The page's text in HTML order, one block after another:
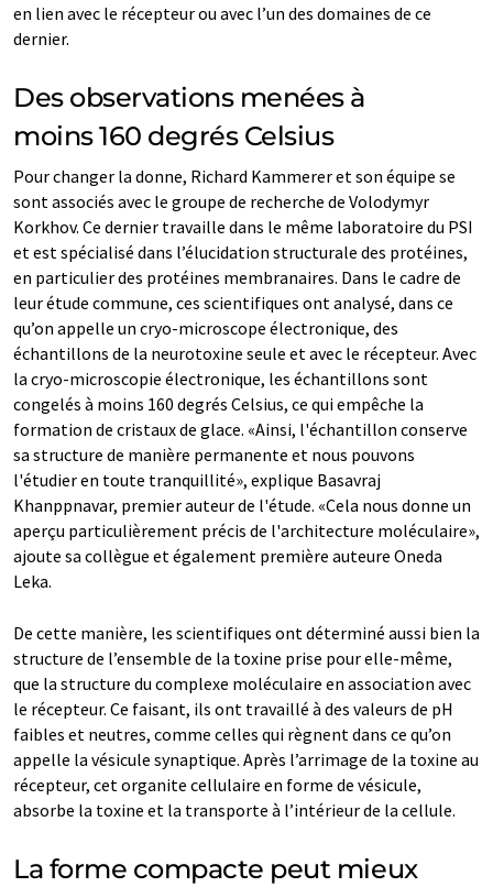
en lien avec le récepteur ou avec l’un des domaines de ce
dernier.
Des observations menées à
moins 160 degrés Celsius
Pour changer la donne, Richard Kammerer et son équipe se
sont associés avec le groupe de recherche de Volodymyr
Korkhov. Ce dernier travaille dans le même laboratoire du PSI
et est spécialisé dans l’élucidation structurale des protéines,
en particulier des protéines membranaires. Dans le cadre de
leur étude commune, ces scientifiques ont analysé, dans ce
qu’on appelle un cryo-microscope électronique, des
échantillons de la neurotoxine seule et avec le récepteur. Avec
la cryo-microscopie électronique, les échantillons sont
congelés à moins 160 degrés Celsius, ce qui empêche la
formation de cristaux de glace. «Ainsi, l'échantillon conserve
sa structure de manière permanente et nous pouvons
l'étudier en toute tranquillité», explique Basavraj
Khanppnavar, premier auteur de l'étude. «Cela nous donne un
aperçu particulièrement précis de l'architecture moléculaire»,
ajoute sa collègue et également première auteure Oneda
Leka.
De cette manière, les scientifiques ont déterminé aussi bien la
structure de l’ensemble de la toxine prise pour elle-même,
que la structure du complexe moléculaire en association avec
le récepteur. Ce faisant, ils ont travaillé à des valeurs de pH
faibles et neutres, comme celles qui règnent dans ce qu’on
appelle la vésicule synaptique. Après l’arrimage de la toxine au
récepteur, cet organite cellulaire en forme de vésicule,
absorbe la toxine et la transporte à l’intérieur de la cellule.
La forme compacte peut mieux